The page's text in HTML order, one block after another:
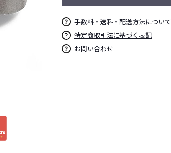
手数料・送料・配送方法について
特定商取引法に基づく表記
お問い合わせ